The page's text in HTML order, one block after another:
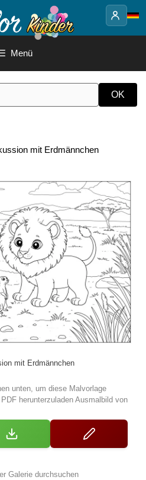
Menü
mit Erdmännchen
mit Erdmännchen
unten, um diese Malvorlage
herunterzuladen Ausmalbild von
Galerie durchsuchen